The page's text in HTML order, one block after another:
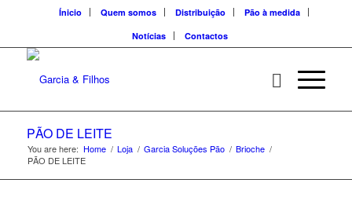
Ínicio Quem somos Distribuição
Pão à medida
Notícias
Contactos
PÃO DE LEITE
You are here: Home / Loja / Garcia Soluções Pão / Brioche /
PÃO DE LEITE